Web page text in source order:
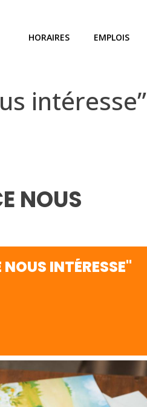
HORAIRES EMPLOIS
intéresse”
NOUS
INTÉRESSE"